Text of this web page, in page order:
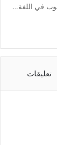
تعليقات